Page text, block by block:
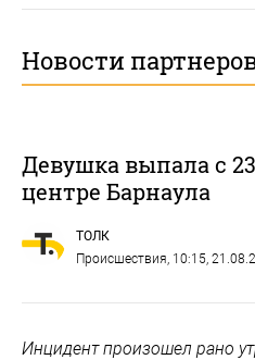
Новости
Девушка выпала с
центре Барнаула
ТОЛК
Происшествия, 10:15,
Инцидент произошел рано